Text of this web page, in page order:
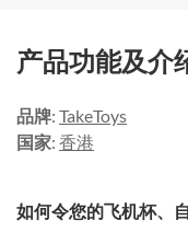
产品功能及介
品牌: TakeToys
国家: 香港
如何令您的飞机杯、